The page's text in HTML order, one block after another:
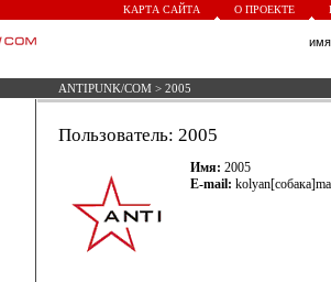
КАРТА САЙТА О ПРОЕКТЕ
ANTIPUNK/COM > 2005
Пользователь: 2005
Имя: 2005
E-mail: